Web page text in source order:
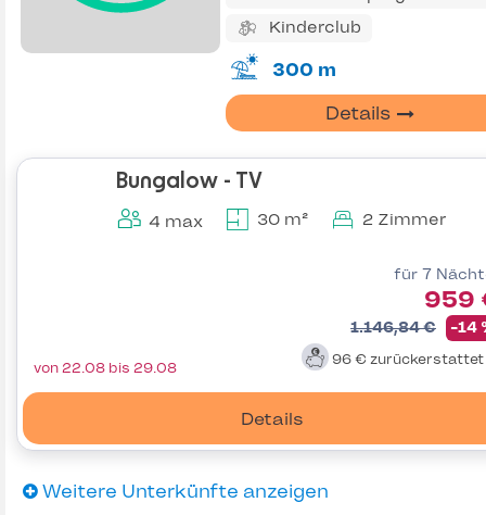
Kinderclub
300 m
Details
Bungalow - TV
4 max 30 m² 2 Zimmer
für 7
959
1.146,84 € -14
96 € zurückerstattet
Details
von 22.08 bis 29.08
Weitere Unterkünfte anzeigen